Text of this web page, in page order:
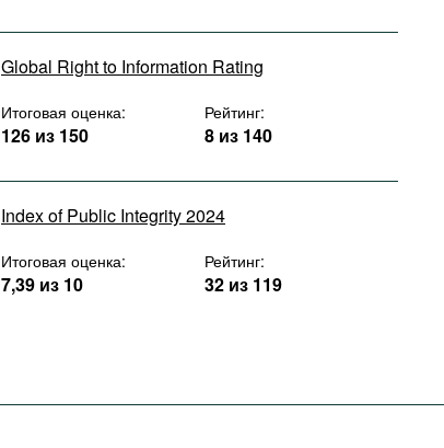
Global Right to Information Rating
Итоговая оценка:
126 из 150
Рейтинг:
8 из 140
Index of Public Integrity 2024
Итоговая оценка:
7,39 из 10
Рейтинг:
32 из 119